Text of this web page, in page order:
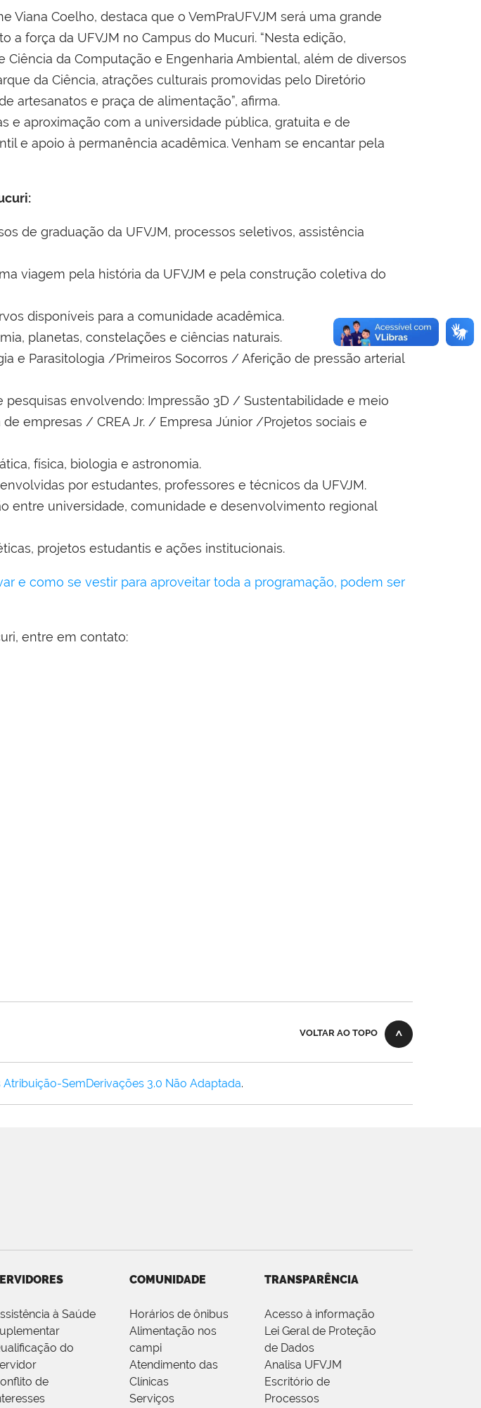
Viana Coelho, destaca que o VemPraUFVJM será uma grande
força da UFVJM no Campus do Mucuri. “Nesta edição,
da Computação e Engenharia Ambiental, além de diversos
da Ciência, atrações culturais promovidas pelo Diretório
artesanatos e praça de alimentação”, afirma.
e aproximação com a universidade pública, gratuita e de
e apoio à permanência acadêmica. Venham se encantar pela
de graduação da UFVJM, processos seletivos, assistência
viagem pela história da UFVJM e pela construção coletiva do
disponíveis para a comunidade acadêmica.
planetas, constelações e ciências naturais.
e Parasitologia /Primeiros Socorros / Aferição de pressão arterial
pesquisas envolvendo: Impressão 3D / Sustentabilidade e meio
empresas / CREA Jr. / Empresa Júnior /Projetos sociais e
física, biologia e astronomia.
por estudantes, professores e técnicos da UFVJM.
entre universidade, comunidade e desenvolvimento regional
projetos estudantis e ações institucionais.
e como se vestir para aproveitar toda a programação, podem ser
entre em contato:
VOLTAR AO TOPO
SemDerivações 3.0 Não Adaptada.
à Saúde
do
de
COMUNIDADE
Horários de ônibus
Alimentação nos
campi
Atendimento das
Clínicas
Serviços
TRANSPARÊNCIA
Acesso à informação
Lei Geral de Proteção
de Dados
Analisa UFVJM
Escritório de
Processos